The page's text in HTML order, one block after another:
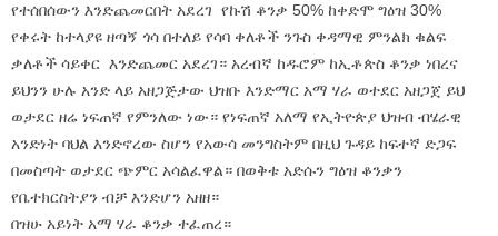
የተሰበሰውን እንድጨመርበት አደረገ የኩሽ ቆንቃ 50% ከቀድሞ ግዕዝ 30%
የቀሩት ከተላያዩ ዘጣኝ ጎሳ በተለይ የሳባ ቀለቶች ንጉስ ቀዳማዊ ምንልክ ቁልፍ
ቃለቶች ሳይቀር እንድጨመር አደረገ። አረብኛ ከዱሮም ከኢቶጵስ ቆንቃ ነበረና
ይህንን ሁሉ አንድ ላይ አዘጋጅታው ህዝቡ እንድማር አማ ሃራ ወተደር አዘጋጀ ይህ
ወታደር ዘሬ ነፍጠኛ የምንለው ነው። የነፍጠኛ አለማ የኢትዮጵያ ህዝብ ብሄራዊ
አንድነት ባህል እንድኖረው ስሆን የአውሳ መንግስትም በዚህ ጉዳይ ከፍተኛ ድጋፍ
በመስጣት ወታደር ጭምር አሳልፈዋል። በወቅቱ አድሱን ግዕዝ ቆንቃን
የቤተክርስትያን ብቻ እንድሆን አዘዘ።
በዝሁ አይነት አማ ሃራ ቆንቃ ተፈጠረ።